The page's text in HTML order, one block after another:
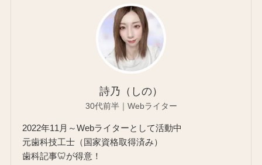
詩乃（しの）
30代前半｜Webライター
2022年11月～Webライターとして活動中
元歯科技工士（国家資格取得済み）
歯科記事🦷が得意！